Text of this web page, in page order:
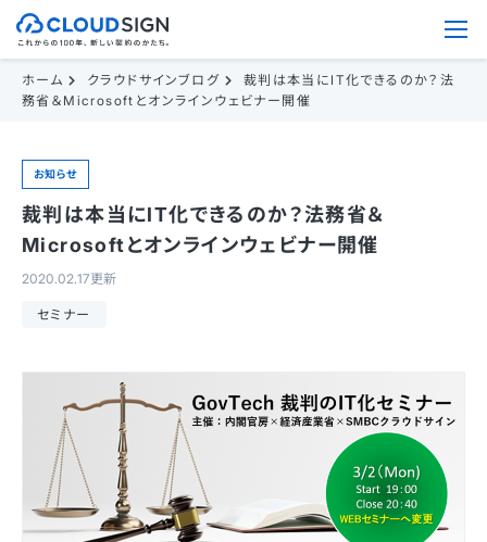
ホーム クラウドサインブログ
裁判は本当にIT化できるのか？法
務省＆Microsoftとオンラインウェビナー開催
お知らせ
裁判は本当にIT化できるのか？法務省＆
Microsoftとオンラインウェビナー開催
2020.02.17更新
セミナー